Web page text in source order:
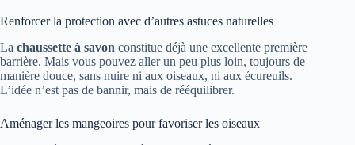
Renforcer la protection avec d’autres astuces naturelles
La chaussette à savon constitue déjà une excellente première
barrière. Mais vous pouvez aller un peu plus loin, toujours de
manière douce, sans nuire ni aux oiseaux, ni aux écureuils.
L’idée n’est pas de bannir, mais de rééquilibrer.
Aménager les mangeoires pour favoriser les oiseaux